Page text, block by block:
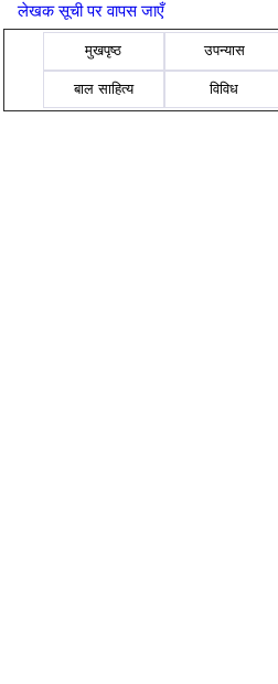
लेखक सूची पर वापस जाएँ
मुखपृष्ठ उपन्यास
बाल साहित्य विविध